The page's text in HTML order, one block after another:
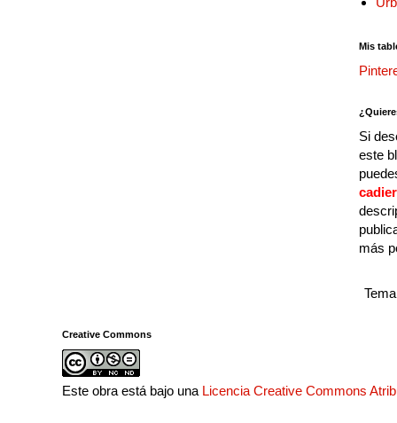
Mis
Si
este
más
Creative Commons
Este obra está bajo una Licencia Creative Commons